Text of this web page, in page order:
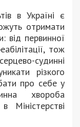
в Україні є
отримати
від первинної
тож
судинні
різкого
про себе у
хвороба
в Міністерстві